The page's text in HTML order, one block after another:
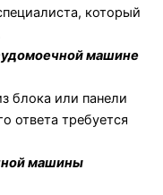
который
машине
блока или панели
ответа требуется
машины